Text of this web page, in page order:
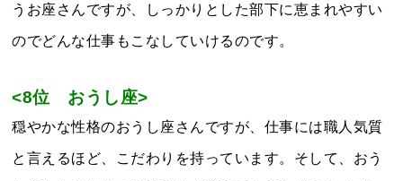
うお座さんですが、しっかりとした部下に恵まれやすい
のでどんな仕事もこなしていけるのです。
<8位 おうし座>
穏やかな性格のおうし座さんですが、仕事には職人気質
と言えるほど、こだわりを持っています。そして、おう